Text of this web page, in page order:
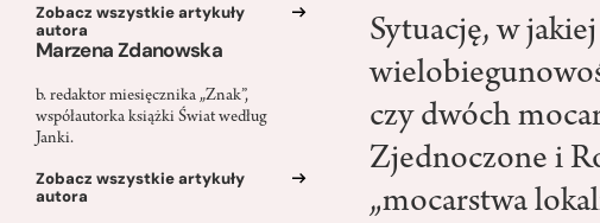
Zobacz wszystkie artykuły
autora
Marzena Zdanowska
b. redaktor miesięcznika „Znak”,
współautorka książki Świat według
Janki.
Zobacz wszystkie artykuły
autora
Sytuację, w
czy dwóch
Zjednoczone i
„mocarstwa